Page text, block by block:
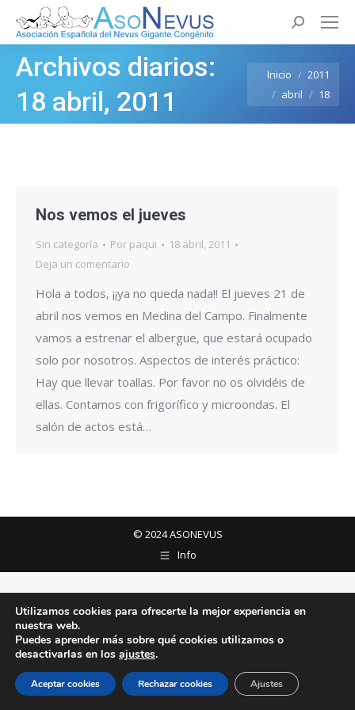
Buscar:
Archivos diarios:
18 abril, 2011
Estás aquí:
Inicio
2011
abril
18
Nos vemos el jueves
Sin categoría Por paqui
18 abril, 2011
Deja un comentario
Hola a todos, ¡¡ya no queda nada!! El jueves 21 de
abril nos vemos en Medina del Campo. Finalmente
vamos a estrenar el albergue, que estará ocupado
solo por nosotros. Aspectos de interés práctico:
Hay que llevar toallas. Por favor no os olvidéis de
ellas. Contamos con frigorífico y microondas. El
salón de actos está…
© 2024 ASONEVUS
Info
Utilizamos cookies para ofrecerte la mejor experiencia en
nuestra web.
Puedes aprender más sobre qué cookies utilizamos o
desactivarlas en los ajustes.
Aceptar cookies Rechazar cookies Ajustes